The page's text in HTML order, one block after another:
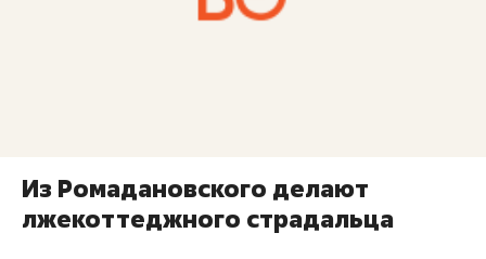
Из Ромадановского делают
лжекоттеджного страдальца